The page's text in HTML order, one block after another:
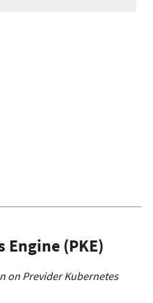
(PKE)
on Previder Kubernetes